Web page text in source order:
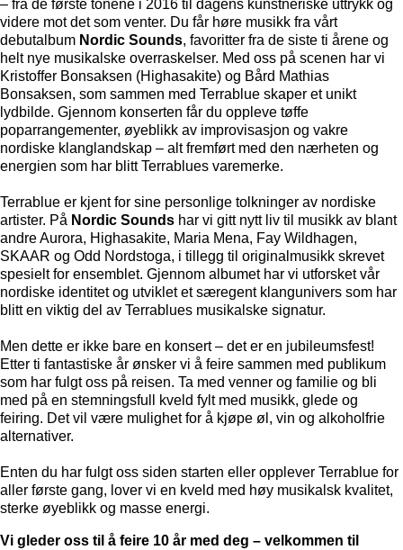
– fra de første tonene i 2016 til dagens kunstneriske uttrykk og
videre mot det som venter. Du får høre musikk fra vårt
debutalbum Nordic Sounds, favoritter fra de siste ti årene og
helt nye musikalske overraskelser. Med oss på scenen har vi
Kristoffer Bonsaksen (Highasakite) og Bård Mathias
Bonsaksen, som sammen med Terrablue skaper et unikt
lydbilde. Gjennom konserten får du oppleve tøffe
poparrangementer, øyeblikk av improvisasjon og vakre
nordiske klanglandskap – alt fremført med den nærheten og
energien som har blitt Terrablues varemerke.
Terrablue er kjent for sine personlige tolkninger av nordiske
artister. På Nordic Sounds har vi gitt nytt liv til musikk av blant
andre Aurora, Highasakite, Maria Mena, Fay Wildhagen,
SKAAR og Odd Nordstoga, i tillegg til originalmusikk skrevet
spesielt for ensemblet. Gjennom albumet har vi utforsket vår
nordiske identitet og utviklet et særegent klangunivers som har
blitt en viktig del av Terrablues musikalske signatur.
Men dette er ikke bare en konsert – det er en jubileumsfest!
Etter ti fantastiske år ønsker vi å feire sammen med publikum
som har fulgt oss på reisen. Ta med venner og familie og bli
med på en stemningsfull kveld fylt med musikk, glede og
feiring. Det vil være mulighet for å kjøpe øl, vin og alkoholfrie
alternativer.
Enten du har fulgt oss siden starten eller opplever Terrablue for
aller første gang, lover vi en kveld med høy musikalsk kvalitet,
sterke øyeblikk og masse energi.
Vi gleder oss til å feire 10 år med deg – velkommen til